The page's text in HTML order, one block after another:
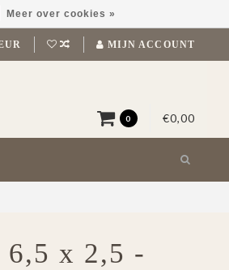
MIJN ACCOUNT
0 €0,00
x 2,5 -
Meer over cookies »